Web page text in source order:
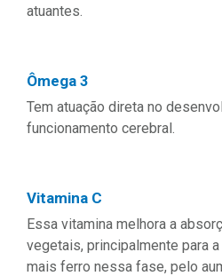
atuantes.
Ômega 3
Tem atuação direta no
funcionamento cerebral.
Vitamina C
Essa vitamina melhora a
vegetais, principalmente para
mais ferro nessa fase, pelo